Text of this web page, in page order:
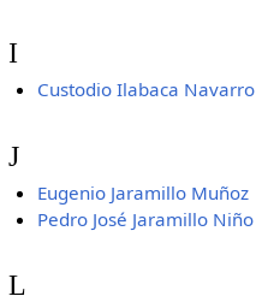
I
Custodio Ilabaca Navarro
J
Eugenio Jaramillo Muñoz
Pedro José Jaramillo Niño
L